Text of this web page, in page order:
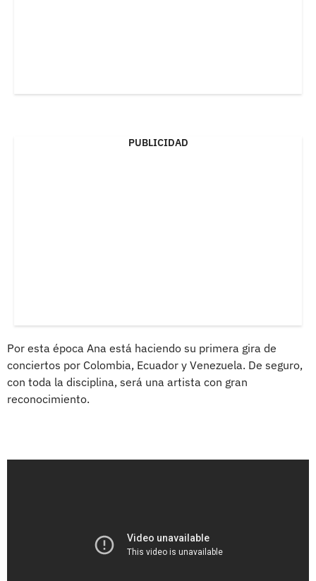
PUBLICIDAD
Por esta época Ana está haciendo su primera gira de
conciertos por Colombia, Ecuador y Venezuela. De seguro,
con toda la disciplina, será una artista con gran
reconocimiento.